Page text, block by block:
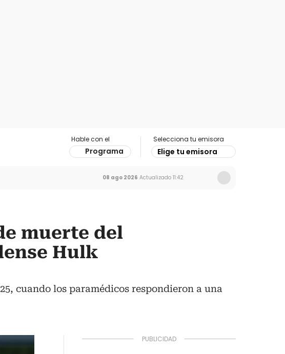
Hable con el
Programa
Selecciona tu emisora
Elige tu emisora
08 ago 2026 Actualizado 11:42
muerte del
Hulk
cuando los paramédicos respondieron a una